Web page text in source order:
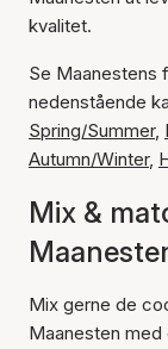
kvalitet.
Se Maanestens
nedenstående
Spring/Summer,
Autumn/Winter,
Mix &
Mix gerne de
Maanesten